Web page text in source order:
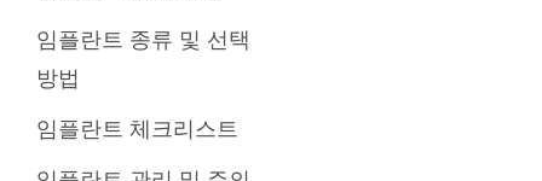
임플란트 종류 및 선택
방법
임플란트 체크리스트